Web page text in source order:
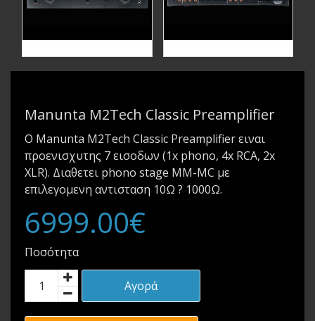
Manunta M2Tech Classic Preamplifier
Ο Manunta M2Tech Classic Preamplifier ειναι
προενισχυτης 7 εισοδων (1x phono, 4x RCA, 2x
XLR). Διαθετει phono stage MM-MC με
επιλεγομενη αντισταση 10Ω ? 1000Ω.
6999.00€
Ποσότητα
Αγορά